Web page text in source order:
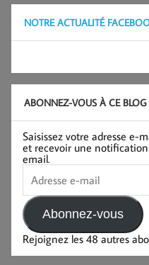
NOTRE ACTUALITÉ
ABONNEZ-VOUS À CE BLOG
Saisissez votre adresse e-
et recevoir une
email.
Adresse
e-
mail
Abonnez-vous
Rejoignez les 48 autres